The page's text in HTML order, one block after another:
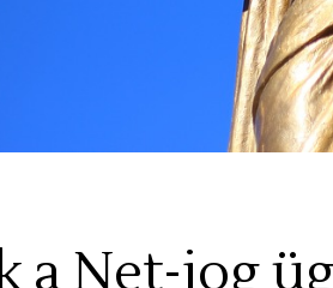
a Net-jog